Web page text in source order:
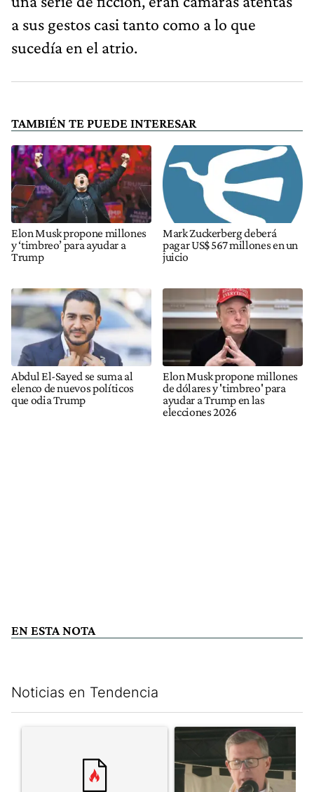
a sus gestos casi tanto como a lo que
sucedía en el atrio.
TAMBIÉN TE PUEDE INTERESAR
Elon Musk propone millones
y ‘timbreo’ para ayudar a
Trump
Mark Zuckerberg deberá
pagar US$ 567 millones en un
juicio
Abdul El-Sayed se suma al
elenco de nuevos políticos
que odia Trump
Elon Musk propone millones
de dólares y 'timbreo' para
ayudar a Trump en las
elecciones 2026
EN ESTA NOTA
Noticias en Tendencia
Un artículo de tendencia con el título "" con 6 comentarios.
Un artículo de tendencia con